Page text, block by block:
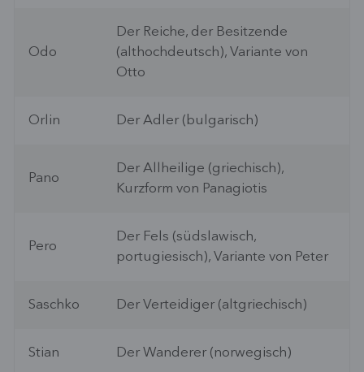
Odo
Der Reiche, der Besitzende
(althochdeutsch), Variante von
Otto
Orlin Der Adler (bulgarisch)
Pano
Der Allheilige (griechisch),
Kurzform von Panagiotis
Pero
Der Fels (südslawisch,
portugiesisch), Variante von Peter
Saschko Der Verteidiger (altgriechisch)
Stian Der Wanderer (norwegisch)